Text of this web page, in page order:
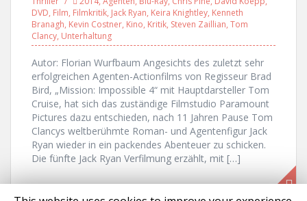
DVD, Film, Filmkritik, Jack Ryan, Keira Knightley, Kenneth
Branagh, Kevin Costner, Kino, Kritik, Steven Zaillian, Tom
Clancy, Unterhaltung
Autor: Florian Wurfbaum Angesichts des zuletzt sehr
erfolgreichen Agenten-Actionfilms von Regisseur Brad
Bird, „Mission: Impossible 4“ mit Hauptdarsteller Tom
Cruise, hat sich das zuständige Filmstudio Paramount
Pictures dazu entschieden, nach 11 Jahren Pause Tom
Clancys weltberühmte Roman- und Agentenfigur Jack
Ryan wieder in ein packendes Abenteuer zu schicken.
Die fünfte Jack Ryan Verfilmung erzählt, mit […]